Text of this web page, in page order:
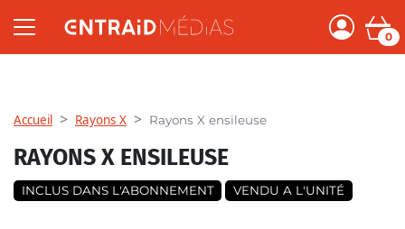
0
Accueil Rayons X Rayons X ensileuse
RAYONS X ENSILEUSE
INCLUS DANS L'ABONNEMENT VENDU A L'UNITÉ